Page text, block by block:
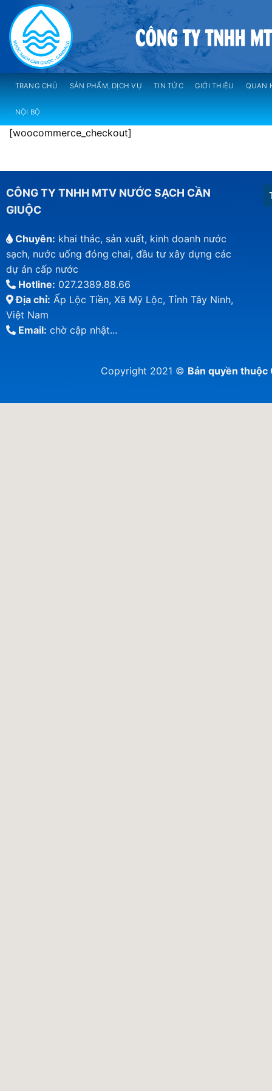
content
TRANG CHỦ SẢN PHẨM, DỊCH VỤ TIN TỨC GIỚI THIỆU QUAN
NỘI BỘ
[woocommerce_checkout]
CÔNG TY TNHH MTV NƯỚC SẠCH CẦN
GIUỘC
Chuyên: khai thác, sản xuất, kinh doanh nước
sạch, nước uống đóng chai, đầu tư xây dựng các
dự án cấp nước
Hotline: 027.2389.88.66
Địa chỉ: Ấp Lộc Tiền, Xã Mỹ Lộc, Tỉnh Tây Ninh,
Việt Nam
Email: chờ cập nhật...
Copyright 2021 © Bản quyền thuộc